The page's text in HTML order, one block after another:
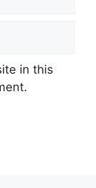
in this